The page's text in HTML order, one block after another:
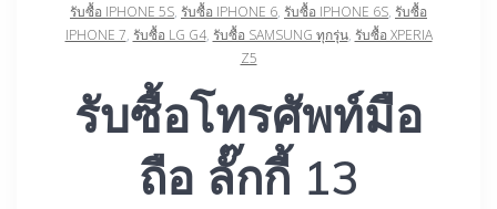
รับซื้อ IPHONE 5S, รับซื้อ IPHONE 6, รับซื้อ IPHONE 6S, รับซื้อ
IPHONE 7, รับซื้อ LG G4, รับซื้อ SAMSUNG ทุกรุ่น, รับซื้อ XPERIA
Z5
รับซื้อโทรศัพท์มือ
ถือ ​ลั๊กกี้ 13